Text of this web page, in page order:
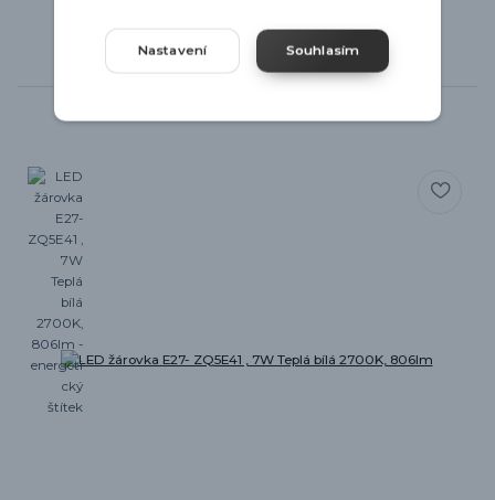
Související zboží 1
Nastavení Souhlasím